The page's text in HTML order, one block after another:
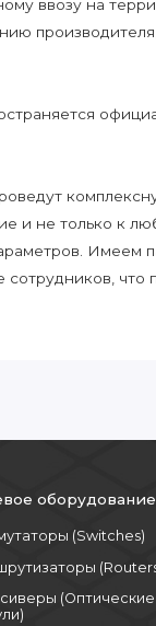
ввозу на
и не только к
Имеем
сотрудников,
оборудование
(Switches)
(Оптические